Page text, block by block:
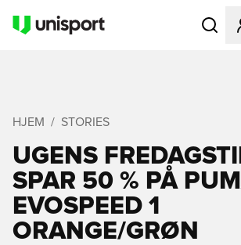
Åbner
HJEM STORIES
UGENS
SPAR 50 % PÅ
EVOSPEED 1
ORANGE/GRØN